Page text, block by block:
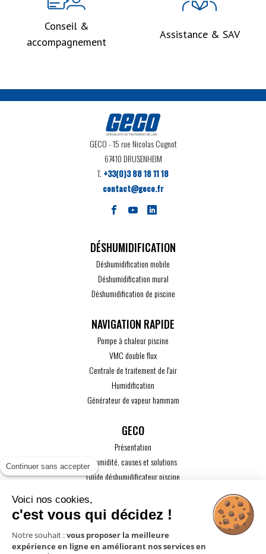
Continuer sans accepter
Voici nos cookies,
c'est vous qui décidez !
Notre souhait :vous proposer la meilleure
expérience en ligne en améliorant nos services en
Conseil &
accompagnement
Assistance & SAV
GECO- 15 rue Nicolas Cugnot
67410 DRUSENHEIM
T. +33(0)3 88 18 11 18
contact@geco.fr
DÉSHUMIDIFICATION
Déshumidification mobile
Déshumidification mural
Déshumidification de piscine
Pompe à chaleur piscine
VMC double flux
Centrale de traitement de l'air
Humidification
Générateur de vapeur hammam
GECO
Présentation
L'humidité, causes et solutions
Guide déshumidificateur piscine
Guide VMC
ACTUALITÉS